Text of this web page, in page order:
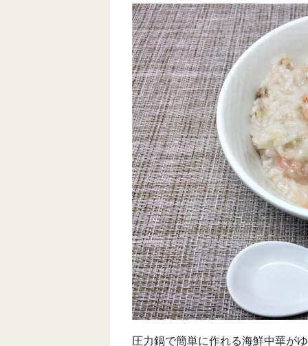
圧力鍋で簡単に作れる海鮮中華が